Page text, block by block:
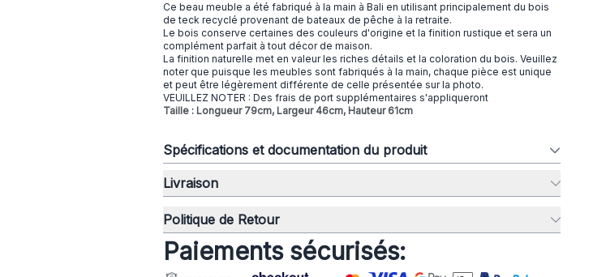
Ce beau meuble a été fabriqué à la main à Bali en utilisant principalement du bois
de teck recyclé provenant de bateaux de pêche à la retraite.
Le bois conserve certaines des couleurs d'origine et la finition rustique et sera un
complément parfait à tout décor de maison.
La finition naturelle met en valeur les riches détails et la coloration du bois. Veuillez
noter que puisque les meubles sont fabriqués à la main, chaque pièce est unique
et peut être légèrement différente de celle présentée sur la photo.
VEUILLEZ NOTER : Des frais de port supplémentaires s'appliqueront
Taille : Longueur 79cm, Largeur 46cm, Hauteur 61cm
Spécifications et documentation du produit
Livraison
Politique de Retour
Paiements sécurisés: